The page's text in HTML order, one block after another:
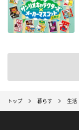
トップ 暮らす 生活